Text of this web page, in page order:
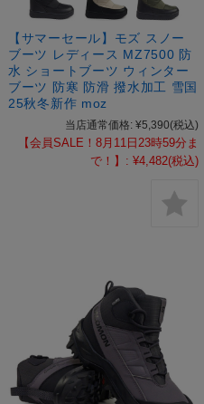
【サマーセール】モズ スノー
ブーツ レディース MZ7500 防
水 ショートブーツ ウィンター
ブーツ 防寒 防滑 撥水加工 雪国
25秋冬新作 moz
当店通常価格: ¥5,390(税込)
【会員SALE！8月11日23時59分ま
で！】: ¥4,482(税込)